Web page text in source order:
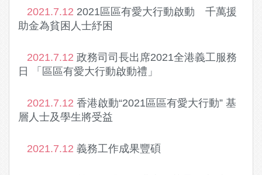
2021.7.12 2021區區有愛大行動啟動 千萬援
助金為貧困人士紓困
2021.7.12 政務司司長出席2021全港義工服務
日 「區區有愛大行動啟動禮」
2021.7.12 香港啟動“2021區區有愛大行動” 基
層人士及學生將受益
2021.7.12 義務工作成果豐碩